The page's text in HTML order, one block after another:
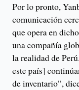
Por lo pronto,
comunicación
que opera en
una compañía
la realidad de
este país]
de inventario”,